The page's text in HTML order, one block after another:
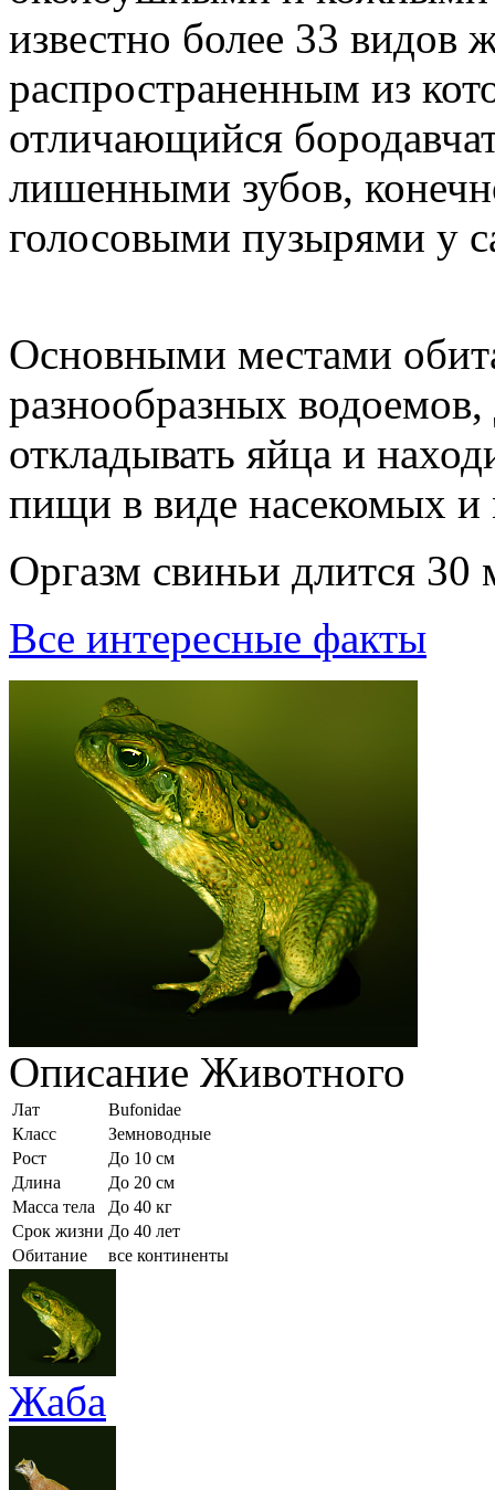
известно более 33 видов
распространенным из
отличающийся
лишенными зубов,
голосовыми пузырями у
Основными местами
разнообразных
откладывать яйца и
пищи в виде насекомых и
Оpгазм свиньи длится 30
Все интересные факты
Описание Животного
Лат
Bufonidae
Класс
Земноводные
Рост
До 10 см
Длина
До 20 см
Масса тела
До 40 кг
Срок жизни До 40 лет
Обитание
все континенты
Жаба